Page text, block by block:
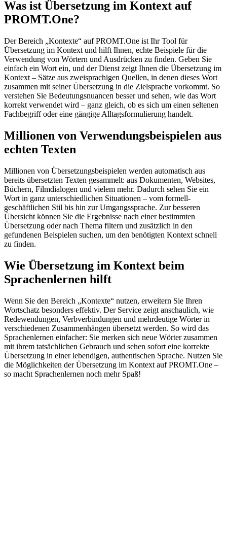
Was ist Übersetzung im Kontext auf
PROMT.One?
Der Bereich „Kontexte“ auf PROMT.One ist Ihr Tool für
Übersetzung im Kontext und hilft Ihnen, echte Beispiele für die
Verwendung von Wörtern und Ausdrücken zu finden. Geben Sie
einfach ein Wort ein, und der Dienst zeigt Ihnen die Übersetzung im
Kontext – Sätze aus zweisprachigen Quellen, in denen dieses Wort
zusammen mit seiner Übersetzung in die Zielsprache vorkommt. So
verstehen Sie Bedeutungsnuancen besser und sehen, wie das Wort
korrekt verwendet wird – ganz gleich, ob es sich um einen seltenen
Fachbegriff oder eine gängige Alltagsformulierung handelt.
Millionen von Verwendungsbeispielen aus
echten Texten
Millionen von Übersetzungsbeispielen werden automatisch aus
bereits übersetzten Texten gesammelt: aus Dokumenten, Websites,
Büchern, Filmdialogen und vielem mehr. Dadurch sehen Sie ein
Wort in ganz unterschiedlichen Situationen – vom formell-
geschäftlichen Stil bis hin zur Umgangssprache. Zur besseren
Übersicht können Sie die Ergebnisse nach einer bestimmten
Übersetzung oder nach Thema filtern und zusätzlich in den
gefundenen Beispielen suchen, um den benötigten Kontext schnell
zu finden.
Wie Übersetzung im Kontext beim
Sprachenlernen hilft
Wenn Sie den Bereich „Kontexte“ nutzen, erweitern Sie Ihren
Wortschatz besonders effektiv. Der Service zeigt anschaulich, wie
Redewendungen, Verbverbindungen und mehrdeutige Wörter in
verschiedenen Zusammenhängen übersetzt werden. So wird das
Sprachenlernen einfacher: Sie merken sich neue Wörter zusammen
mit ihrem tatsächlichen Gebrauch und sehen sofort eine korrekte
Übersetzung in einer lebendigen, authentischen Sprache. Nutzen Sie
die Möglichkeiten der Übersetzung im Kontext auf PROMT.One –
so macht Sprachenlernen noch mehr Spaß!